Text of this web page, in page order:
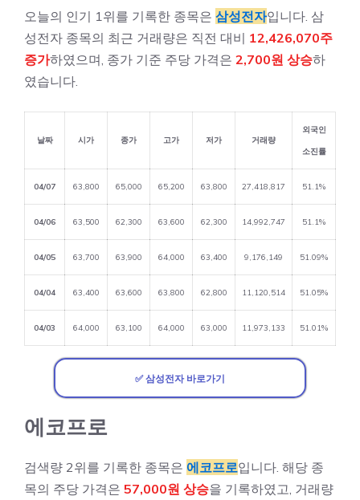
오늘의 인기 1위를 기록한 종목은 삼성전자입니다. 삼
성전자 종목의 최근 거래량은 직전 대비 12,426,070주
증가하였으며, 종가 기준 주당 가격은 2,700원 상승하
였습니다.
날짜 시가 종가 고가 저가 거래량
외국인
소진률
04/07 63,800 65,000 65,200 63,800 27,418,817 51.1%
04/06 63,500 62,300 63,600 62,300 14,992,747 51.1%
04/05 63,700 63,900 64,000 63,400 9,176,149 51.09%
04/04 63,400 63,600 63,800 62,800 11,120,514 51.05%
04/03 64,000 63,100 64,000 63,000 11,973,133 51.01%
✅ 삼성전자 바로가기
에코프로
검색량 2위를 기록한 종목은 에코프로입니다. 해당 종
목의 주당 가격은 57,000원 상승을 기록하였고, 거래량